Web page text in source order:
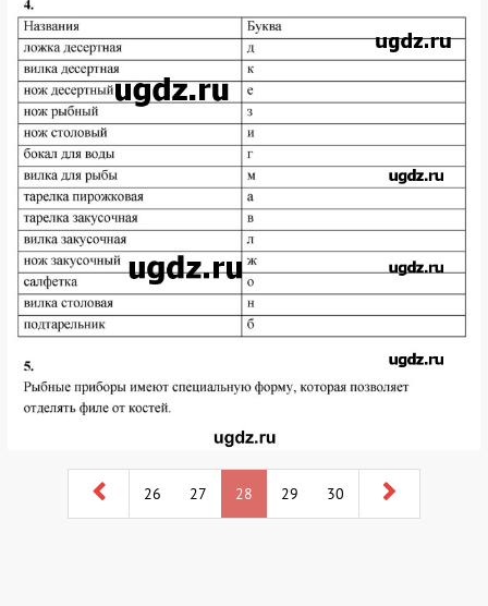
26 27 28 29 30